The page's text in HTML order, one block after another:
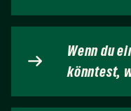
Wenn du
könntest,